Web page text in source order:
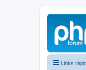
Links